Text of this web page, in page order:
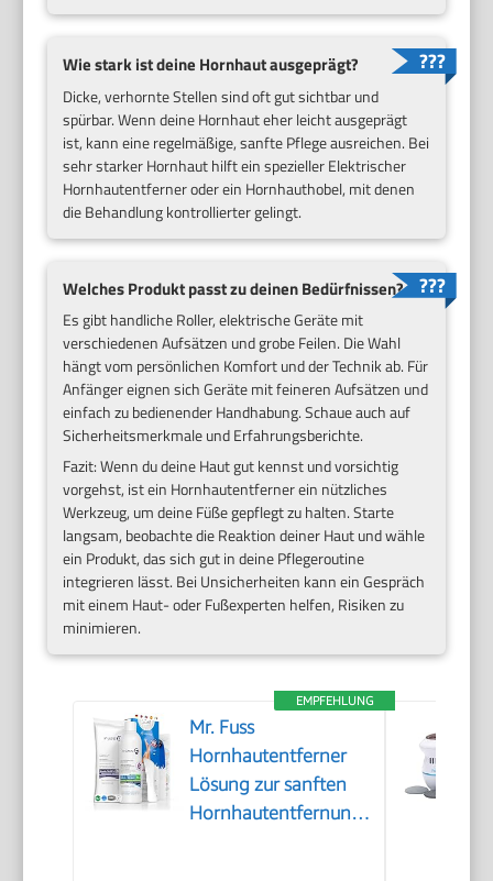
Wie stark ist deine Hornhaut ausgeprägt?
Dicke, verhornte Stellen sind oft gut sichtbar und
spürbar. Wenn deine Hornhaut eher leicht ausgeprägt
ist, kann eine regelmäßige, sanfte Pflege ausreichen. Bei
sehr starker Hornhaut hilft ein spezieller Elektrischer
Hornhautentferner oder ein Hornhauthobel, mit denen
die Behandlung kontrollierter gelingt.
Welches Produkt passt zu deinen Bedürfnissen?
Es gibt handliche Roller, elektrische Geräte mit
verschiedenen Aufsätzen und grobe Feilen. Die Wahl
hängt vom persönlichen Komfort und der Technik ab. Für
Anfänger eignen sich Geräte mit feineren Aufsätzen und
einfach zu bedienender Handhabung. Schaue auch auf
Sicherheitsmerkmale und Erfahrungsberichte.
Fazit: Wenn du deine Haut gut kennst und vorsichtig
vorgehst, ist ein Hornhautentferner ein nützliches
Werkzeug, um deine Füße gepflegt zu halten. Starte
langsam, beobachte die Reaktion deiner Haut und wähle
ein Produkt, das sich gut in deine Pflegeroutine
integrieren lässt. Bei Unsicherheiten kann ein Gespräch
mit einem Haut- oder Fußexperten helfen, Risiken zu
minimieren.
EMPFEHLUNG
Mr. Fuss
Hornhautentferner
Lösung zur sanften
Hornhautentfernung